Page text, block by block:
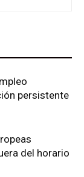
persistente
del horario